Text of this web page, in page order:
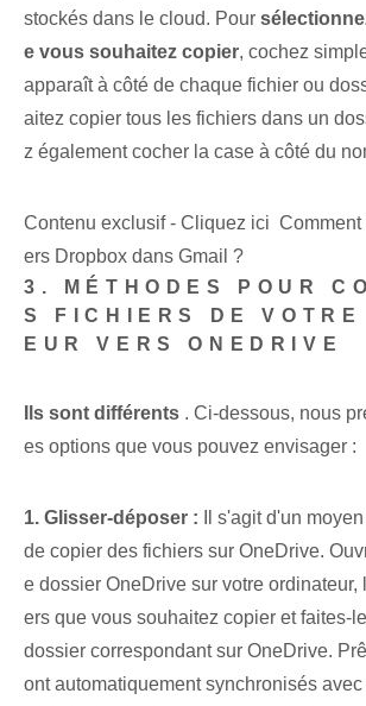
stockés dans le cloud. Pour
e vous souhaitez copier, cochez
apparaît à côté de chaque fichier ou
aitez copier tous⁤ les fichiers dans‍ un
z également cocher la case à côté du
Contenu exclusif - Cliquez ici Comment
ers Dropbox dans Gmail ?
3. MÉTHODES POUR
S FICHIERS DE VOTRE
EUR VERS ONEDRIVE
Ils sont différents .⁢ Ci-dessous, ⁢nous
es options que vous pouvez envisager :
1. ⁤Glisser-déposer : Il s'agit d'un
de copier des fichiers sur OneDrive.
e dossier OneDrive sur votre ordinateur,
ers que vous souhaitez copier et faites-
dossier correspondant sur OneDrive.
ont automatiquement synchronisés